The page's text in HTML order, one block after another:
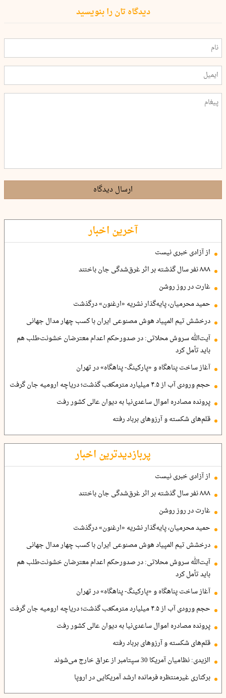
دیدگاه تان را بنویسید
ارسال دیدگاه
آخرین اخبار
از آزادی خبری نیست
۸۸۸ نفر سال گذشته بر اثر غرق‌شدگی جان باختند
غارت در روز روشن
حمید محرمیان، پایه‌گذار نشریه «ارغنون» درگذشت
درخشش تیم المپیاد هوش مصنوعی ایران با کسب چهار مدال جهانی
آیت‌الله سروش محلاتی: در صدورحکم اعدام معترضان خشونت‌طلب هم
باید تأمل کرد
آغاز ساخت پناهگاه و «پارکینگ- پناهگاه» در تهران
حجم ورودی آب از ۴.۵ میلیارد مترمکعب گذشت؛ دریاچه ارومیه جان گرفت
پرونده مصادره اموال ساعدی‌نیا به دیوان عالی کشور رفت
قلم‌های شکسته و آرزوهای برباد رفته
پربازدیدترین اخبار
از آزادی خبری نیست
۸۸۸ نفر سال گذشته بر اثر غرق‌شدگی جان باختند
غارت در روز روشن
حمید محرمیان، پایه‌گذار نشریه «ارغنون» درگذشت
درخشش تیم المپیاد هوش مصنوعی ایران با کسب چهار مدال جهانی
آیت‌الله سروش محلاتی: در صدورحکم اعدام معترضان خشونت‌طلب هم
باید تأمل کرد
آغاز ساخت پناهگاه و «پارکینگ- پناهگاه» در تهران
حجم ورودی آب از ۴.۵ میلیارد مترمکعب گذشت؛ دریاچه ارومیه جان گرفت
پرونده مصادره اموال ساعدی‌نیا به دیوان عالی کشور رفت
قلم‌های شکسته و آرزوهای برباد رفته
الزیدی: نظامیان آمریکا 30 سپتامبر از عراق خارج می‌شوند
برکناری غیرمنتظره فرمانده ارشد آمریکایی در اروپا